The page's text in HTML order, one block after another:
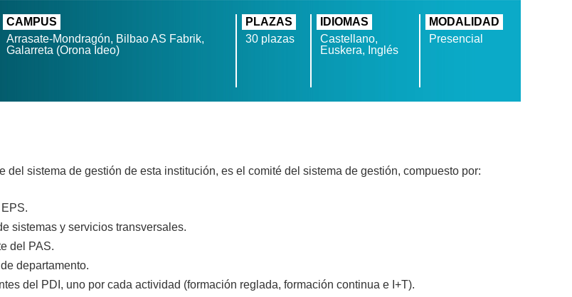
CAMPUS
Arrasate-Mondragón, Bilbao AS Fabrik,
Galarreta (Orona Ideo)
PLAZAS
30 plazas
IDIOMAS
Castellano,
Euskera, Inglés
MODALIDAD
Presencial
del sistema de gestión de esta institución, es el comité del sistema de gestión, compuesto por:
sistemas y servicios transversales.
del PAS.
departamento.
del PDI, uno por cada actividad (formación reglada, formación continua e I+T).